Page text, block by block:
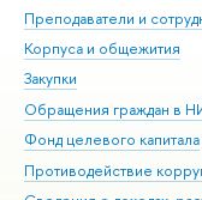
Преподаватели и
Корпуса и общежития
Закупки
Обращения граждан в
Фонд целевого капитала
Противодействие